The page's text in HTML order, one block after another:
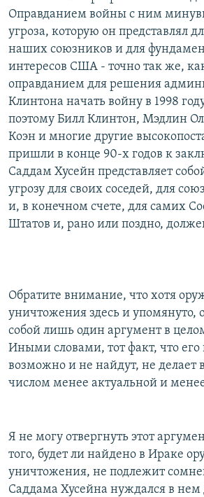
Оправданием войны с ним
угроза, которую он представлял
наших союзников и для
интересов США - точно так же,
оправданием для решения
Клинтона начать войну в 1998
поэтому Билл Клинтон, Мэдлин
Коэн и многие другие
пришли в конце 90-х годов к
Саддам Хусейн представляет
угрозу для своих соседей, для
и, в конечном счете, для самих
Штатов и, рано или поздно,
Обратите внимание, что хотя
уничтожения здесь и упомянуто,
собой лишь один аргумент в
Иными словами, тот факт, что
возможно и не найдут, не делает
числом менее актуальной и
Я не могу отвергнуть этот
того, будет ли найдено в Ираке
уничтожения, не подлежит
Саддама Хусейна нуждался в